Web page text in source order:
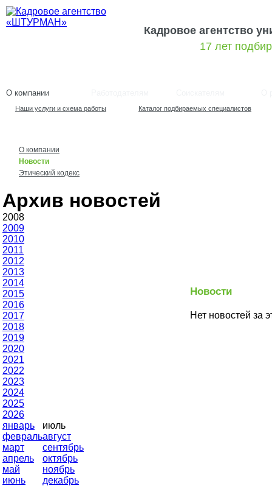
Кадровое агентство
17 лет
О компании
Наши услуги и схема работы Каталог подбираемых специалистов
О компании
Новости
Этический кодекс
Архив новостей
2008
2009
2010
2011
2012
2013
2014
2015
2016
2017
2018
2019
2020
2021
2022
2023
2024
2025
2026
январь
июль
февральавгуст
март
сентябрь
апрель
октябрь
май
ноябрь
июнь
декабрь
Новости
Нет новостей за